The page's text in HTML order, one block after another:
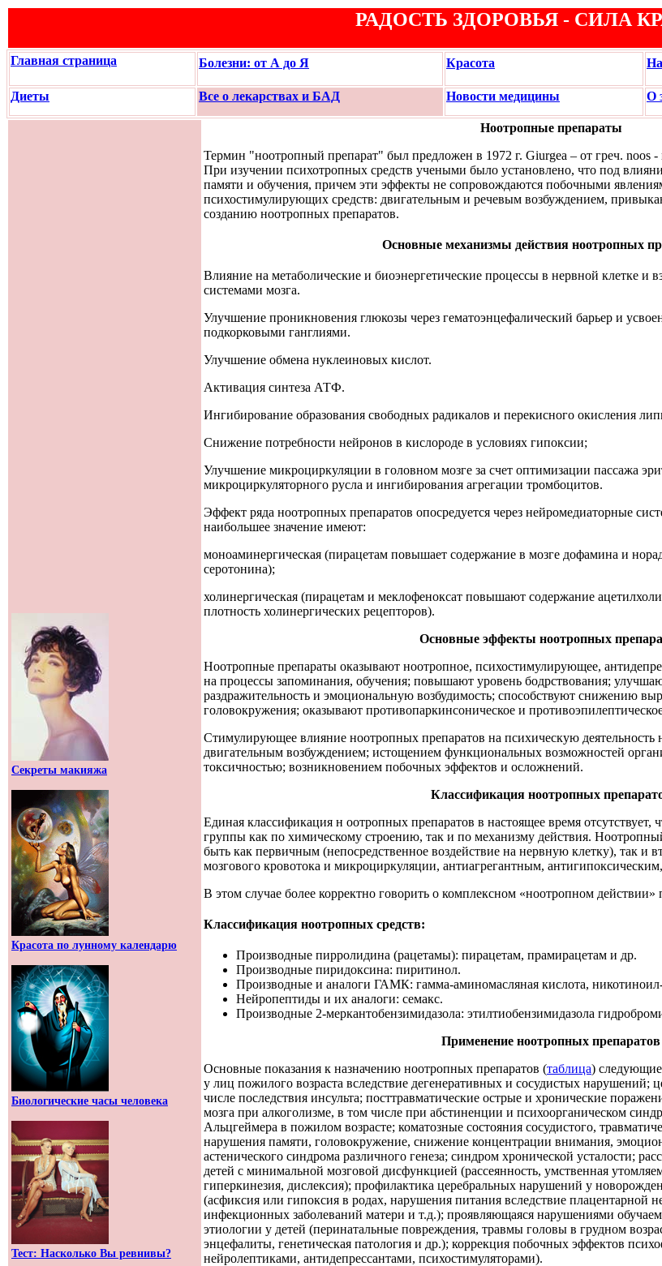
РАДОСТЬ ЗДОРОВЬЯ - СИЛА
Главная страница Болезни: от А до Я Красота
Диеты Все о лекарствах и БАД Новости медицины О
Секреты макияжа
Красота по лунному календарю
Биологические часы человека
Тест: Насколько Вы ревнивы?
Ноотропные препараты
Термин "ноотропный препарат" был предложен в 1972 г. Giurgea – от греч. noos
При изучении психотропных средств учеными было установлено, что под
памяти и обучения, причем эти эффекты не сопровождаются побочными
психостимулирующих средств: двигательным и речевым возбуждением,
созданию ноотропных препаратов.
Основные механизмы действия нooтропных
Влияние на метаболические и биоэнергетические процессы в нервной клетке и
системами мозга.
Улучшение проникновения глюкозы через гематоэнцефалический барьер и
подкорковыми ганглиями.
Улучшение обмена нуклеиновых кислот.
Активация синтеза АТФ.
Ингибирование образования свободных радикалов и перекисного окисления
Снижение потребности нейронов в кислороде в условиях гипоксии;
Улучшение микроциркуляции в головном мозге за счет оптимизации пассажа
микроциркуляторного русла и ингибирования агрегации тромбоцитов.
Эффект ряда ноотропных препаратов опосредуется через нейромедиаторные
наибольшее значение имеют:
моноаминергическая (пирацетам повышает содержание в мозге дофамина и
серотонина);
холинергическая (пирацетам и меклофеноксат повышают содержание
плотность холинергических рецепторов).
Основные эффекты ноотропных
Ноотропные препараты оказывают ноотропное, психостимулирующее,
на процессы запоминания, обучения; повышают уровень бодрствования;
раздражительность и эмоциональную возбудимость; способствуют снижению
головокружения; оказывают противопаркинсоническое и
Стимулирующее влияние ноотропных препаратов на психическую деятельность
двигательным возбуждением; истощением функциональных возможностей
токсичностью; возникновением побочных эффектов и осложнений.
Классификация ноотропных
Единая классификация н ooтропных препаратов в настоящее время отсутствует,
группы как по химическому строению, так и по механизму действия.
быть как первичным (непосредственное воздействие на нервную клетку), так
мозгового кровотока и микроциркуляции, антиагрегантным,
В этом случае более корректно говорить о комплексном «ноотропном действии»
Классификация нooтропных средств:
Производные пирролидина (рацетамы): пирацетам, прамирацетам и др.
Производные пиридоксина: пиритинол.
Производные и аналоги ГАМК: гамма-аминомасляная кислота,
Нейропептиды и их аналоги: семакс.
Производные 2-меркантобензимидазола: этилтиобензимидазола
Применение ноотропных препаратов
Основные показания к назначению ноотропных препаратов (таблица)
у лиц пожилого возраста вследствие дегенеративных и сосудистых нарушений;
числе последствия инсульта; посттравматические острые и хронические
мозга при алкоголизме, в том числе при абстиненции и психоорганическом
Альцгеймера в пожилом возрасте; коматозные состояния сосудистого,
нарушения памяти, головокружение, снижение концентрации внимания,
астенического синдрома различного генеза; синдром хронической усталости;
детей с минимальной мозговой дисфункцией (рассеянность, умственная
гиперкинезия, дислексия); профилактика церебральных нарушений у
(асфиксия или гипоксия в родах, нарушения питания вследствие плацентарной
инфекционных заболеваний матери и т.д.); проявляющаяся нарушениями
этиологии у детей (перинатальные повреждения, травмы головы в грудном
энцефалиты, генетическая патология и др.); коррекция побочных эффектов
нейролептиками, антидепрессантами, психостимуляторами).